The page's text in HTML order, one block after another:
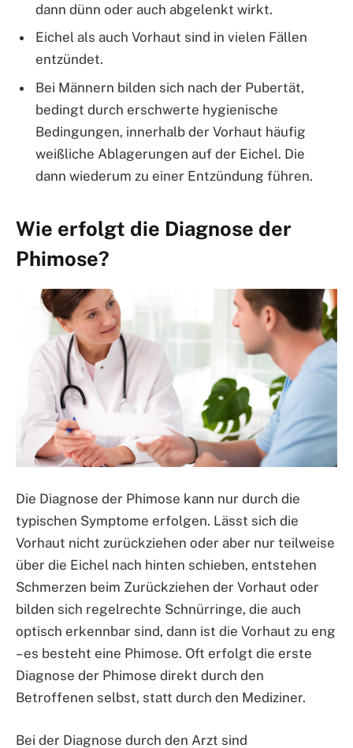
dann dünn oder auch abgelenkt wirkt.
Eichel als auch Vorhaut sind in vielen Fällen
entzündet.
Bei Männern bilden sich nach der Pubertät,
bedingt durch erschwerte hygienische
Bedingungen, innerhalb der Vorhaut häufig
weißliche Ablagerungen auf der Eichel. Die
dann wiederum zu einer Entzündung führen.
Wie erfolgt die Diagnose der
Phimose?
Die Diagnose der Phimose kann nur durch die
typischen Symptome erfolgen. Lässt sich die
Vorhaut nicht zurückziehen oder aber nur teilweise
über die Eichel nach hinten schieben, entstehen
Schmerzen beim Zurückziehen der Vorhaut oder
bilden sich regelrechte Schnürringe, die auch
optisch erkennbar sind, dann ist die Vorhaut zu eng
– es besteht eine Phimose. Oft erfolgt die erste
Diagnose der Phimose direkt durch den
Betroffenen selbst, statt durch den Mediziner.
Bei der Diagnose durch den Arzt sind